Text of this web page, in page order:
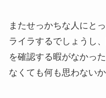
またせっかちな人にと
ライラするでしょうし
を確認する暇がなかっ
なくても何も思わない